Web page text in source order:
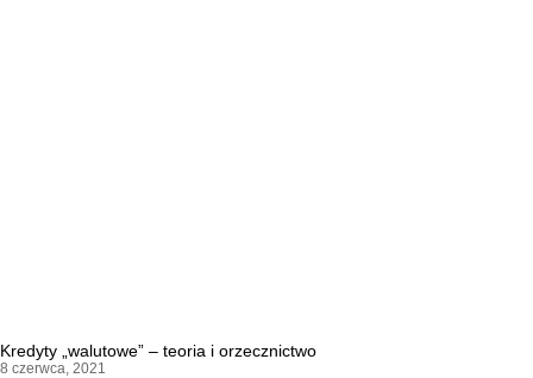
Kredyty „walutowe” – teoria i orzecznictwo
8 czerwca, 2021